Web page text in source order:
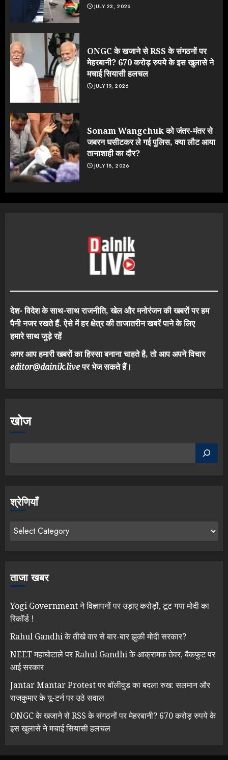
JULY 23, 2026
ONGC के खजाने से RSS के संगठनों पर
मेहरबानी? 670 करोड़ रुपये के इस खुलासे ने
मचाई सियासी हलचल
JULY 19, 2026
Sonam Wangchuk को जंतर-मंतर से
जबरन घसीटकर ले गई पुलिस, क्या लौट आया
तानाशाही का दौर?
JULY 18, 2026
देश- विदेश के साथ-साथ राजनीति, खेल और मनोरंजन की खबरों पर हम
पैनी नजर रखते हैं. ऐसे में हर क्षेत्र की ताजातरीन खबरें पाने के लिए
हमारे साथ जुड़े रहें
अगर आप हमारी खबरों का हिस्सा बनाना चाहते है, तो आप अपने विचार
editor@dainik.liveपर भेज सकते हैं।
खोज
श्रेणियाँ
ताजा खबर
Yogi Government ने विज्ञापनों पर उड़ाए करोड़ों, टूट गया मोदी का
रिकॉर्ड !
Rahul Gandhi के तीखे वार से बार-बार झुकी मोदी सरकार?
NEET महाघोटाले पर Rahul Gandhi के आक्रामक तेवर, बैकफुट पर
आई सरकार
Jantar Mantar Protest पर बॉलीवुड का बदला रुख: सलमान और
राजकुमार के यू-टर्न पर उठे सवाल
ONGC के खजाने से RSS के संगठनों पर मेहरबानी? 670 करोड़ रुपये के
इस खुलासे ने मचाई सियासी हलचल